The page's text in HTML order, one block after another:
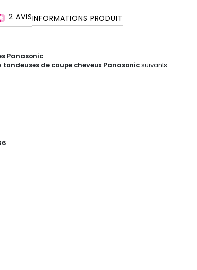
2 AVISINFORMATIONS PRODUIT
Panasonic.
tondeuses de coupe cheveux Panasonicsuivants :